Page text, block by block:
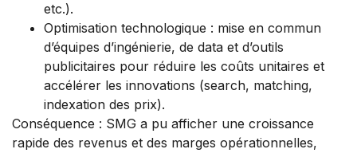
etc.).
Optimisation technologique : mise en commun
d’équipes d’ingénierie, de data et d’outils
publicitaires pour réduire les coûts unitaires et
accélérer les innovations (search, matching,
indexation des prix).
Conséquence : SMG a pu afficher une croissance
rapide des revenus et des marges opérationnelles,